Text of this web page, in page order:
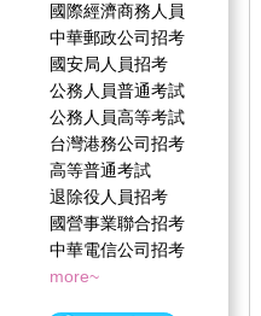
國際經濟商務人員
中華郵政公司招考
國安局人員招考
公務人員普通考試
公務人員高等考試
台灣港務公司招考
高等普通考試
退除役人員招考
國營事業聯合招考
中華電信公司招考
more~